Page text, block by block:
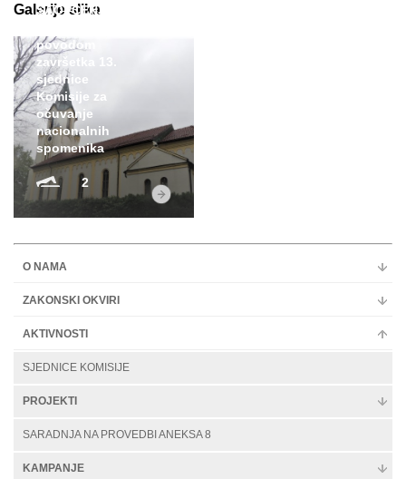
Galerije slika
SAOPĆENJE ZA
povodom
završetka 13.
sjednice
Komisije za
očuvanje
nacionalnih
spomenika
2
O NAMA
ZAKONSKI OKVIRI
AKTIVNOSTI
SJEDNICE KOMISIJE
PROJEKTI
SARADNJA NA PROVEDBI ANEKSA 8
KAMPANJE